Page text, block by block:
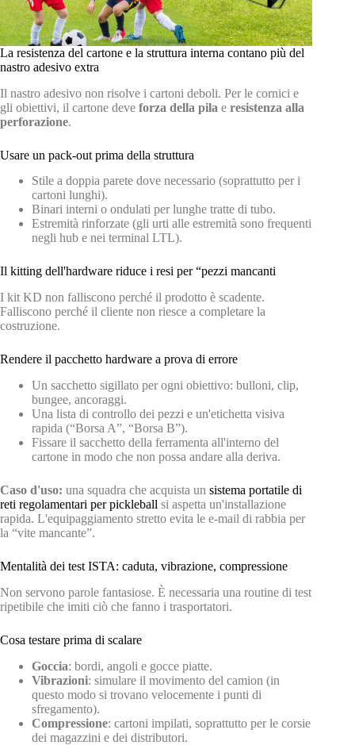
La resistenza del cartone e la struttura interna contano più del
nastro adesivo extra
Il nastro adesivo non risolve i cartoni deboli. Per le cornici e
gli obiettivi, il cartone deve forza della pila e resistenza alla
perforazione.
Usare un pack-out prima della struttura
Stile a doppia parete dove necessario (soprattutto per i
cartoni lunghi).
Binari interni o ondulati per lunghe tratte di tubo.
Estremità rinforzate (gli urti alle estremità sono frequenti
negli hub e nei terminal LTL).
Il kitting dell'hardware riduce i resi per “pezzi mancanti
I kit KD non falliscono perché il prodotto è scadente.
Falliscono perché il cliente non riesce a completare la
costruzione.
Rendere il pacchetto hardware a prova di errore
Un sacchetto sigillato per ogni obiettivo: bulloni, clip,
bungee, ancoraggi.
Una lista di controllo dei pezzi e un'etichetta visiva
rapida (“Borsa A”, “Borsa B”).
Fissare il sacchetto della ferramenta all'interno del
cartone in modo che non possa andare alla deriva.
Caso d'uso: una squadra che acquista un sistema portatile di
reti regolamentari per pickleball si aspetta un'installazione
rapida. L'equipaggiamento stretto evita le e-mail di rabbia per
la “vite mancante”.
Mentalità dei test ISTA: caduta, vibrazione, compressione
Non servono parole fantasiose. È necessaria una routine di test
ripetibile che imiti ciò che fanno i trasportatori.
Cosa testare prima di scalare
Goccia: bordi, angoli e gocce piatte.
Vibrazioni: simulare il movimento del camion (in
questo modo si trovano velocemente i punti di
sfregamento).
Compressione: cartoni impilati, soprattutto per le corsie
dei magazzini e dei distributori.